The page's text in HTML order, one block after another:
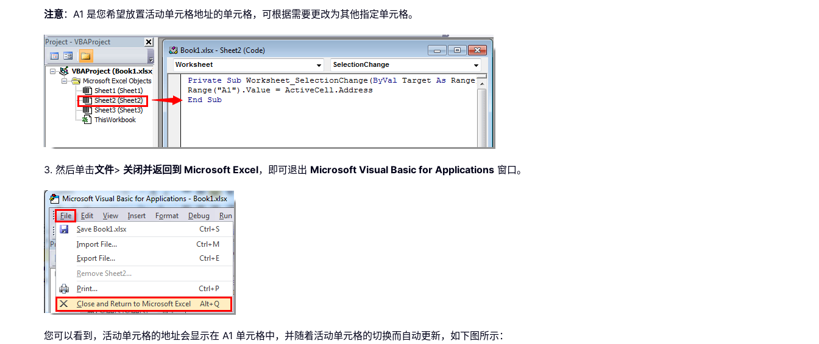
注意：A1 是您希望放置活动单元格地址的单元格，可根据需要更改为其他指定单元格。
3. 然后单击文件> 关闭并返回到 Microsoft Excel，即可退出 Microsoft Visual Basic for Applications 窗口。
您可以看到，活动单元格的地址会显示在 A1 单元格中，并随着活动单元格的切换而自动更新，如下图所示：